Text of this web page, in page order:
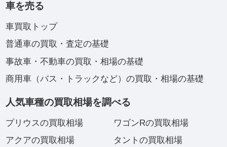
車を売る
車買取トップ
普通車の買取・査定の基礎
事故車・不動車の買取・相場の基礎
商用車（バス・トラックなど）の買取・相場の基礎
人気車種の買取相場を調べる
プリウスの買取相場
アクアの買取相場
ワゴンRの買取相場
タントの買取相場